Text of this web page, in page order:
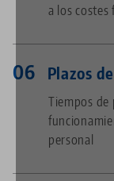
a los costes
Plazos
Tiempos de
personal